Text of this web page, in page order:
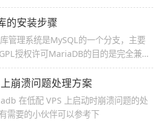
的安装步骤
管理系统是MySQL的一个分支，主要
授权许可MariaDB的目的是完全兼容
，使之能轻松成为MySQL的代替品。这
中安装MariaDB数据库的步骤，有需
崩溃问题处理方案
在低配 VPS 上启动时崩溃问题的处
需要的小伙伴可以参考下